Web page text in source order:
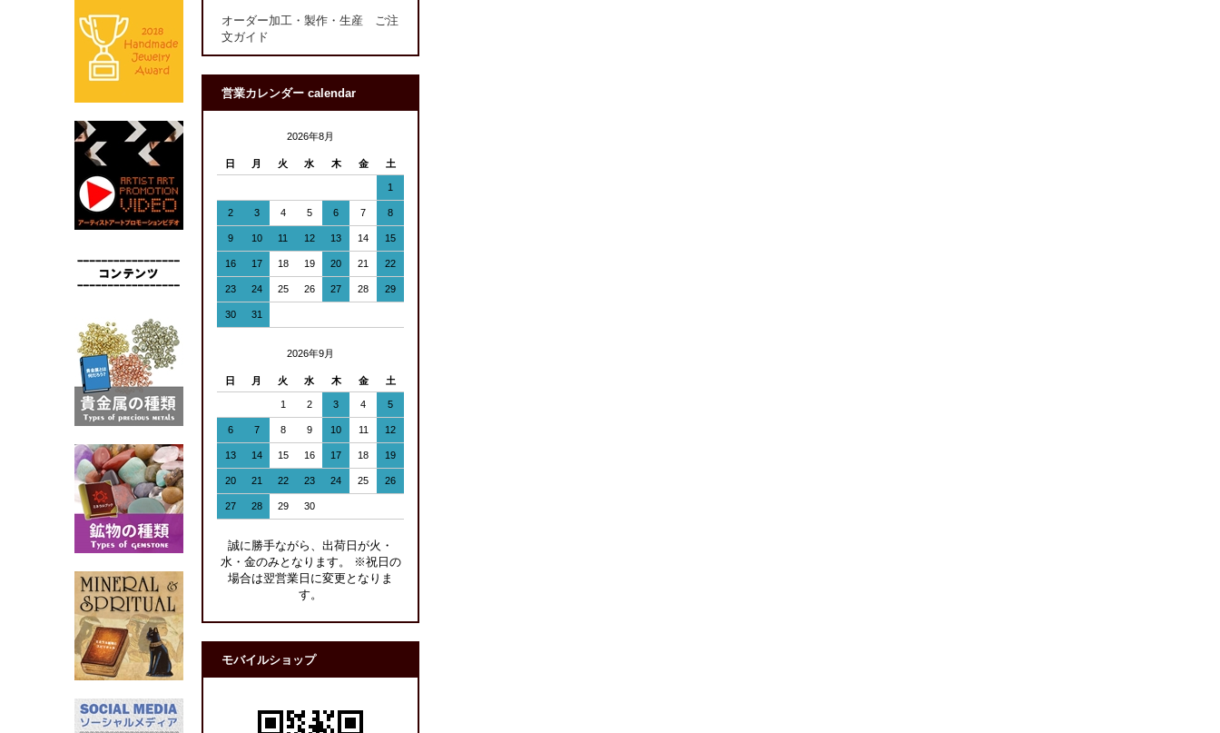
オーダー加工・製作・生産 ご注
文ガイド
営業カレンダー calendar
2026年8月
日 月 火 水 木 金 土
1
2 3 4 5 6 7 8
9 10 11 12 13 14 15
16 17 18 19 20 21 22
23 24 25 26 27 28 29
30 31
2026年9月
日 月 火 水 木 金 土
1 2 3 4 5
6 7 8 9 10 11 12
13 14 15 16 17 18 19
20 21 22 23 24 25 26
27 28 29 30
誠に勝手ながら、出荷日が火・
水・金のみとなります。 ※祝日の
場合は翌営業日に変更となりま
す。
モバイルショップ